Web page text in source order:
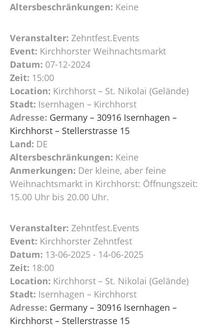
Altersbeschränkungen: Keine
Veranstalter: Zehntfest.Events
Event: Kirchhorster Weihnachtsmarkt
Datum: 07-12-2024
Zeit: 15:00
Location: Kirchhorst – St. Nikolai (Gelände)
Stadt: Isernhagen – Kirchhorst
Adresse: Germany – 30916 Isernhagen –
Kirchhorst – Stellerstrasse 15
Land: DE
Altersbeschränkungen: Keine
Anmerkungen: Der kleine, aber feine
Weihnachtsmarkt in Kirchhorst: Öffnungszeit:
15.00 Uhr bis 20.00 Uhr.
Veranstalter: Zehntfest.Events
Event: Kirchhorster Zehntfest
Datum: 13-06-2025 - 14-06-2025
Zeit: 18:00
Location: Kirchhorst – St. Nikolai (Gelände)
Stadt: Isernhagen – Kirchhorst
Adresse: Germany – 30916 Isernhagen –
Kirchhorst – Stellerstrasse 15